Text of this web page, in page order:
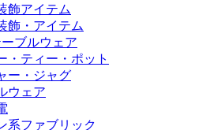
飾アイテム
飾・アイテム
ブルウェア
・ティー・ポット
ー・ジャグ
ウェア
系ファブリック